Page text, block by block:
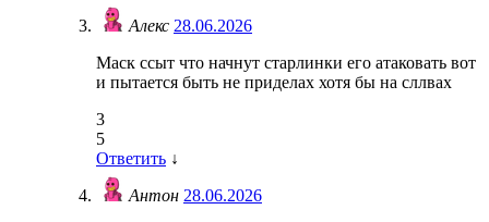
Алекс 28.06.2026
Маск ссыт что начнут старлинки его атаковать вот
и пытается быть не приделах хотя бы на сллвах
3
5
Ответить ↓
Антон 28.06.2026